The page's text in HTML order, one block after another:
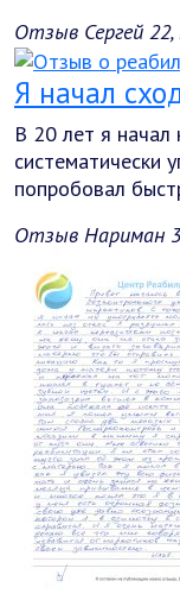
Отзыв Сергей
Я начал
В 20 лет я начал
систематически
попробовал
Отзыв Нариман